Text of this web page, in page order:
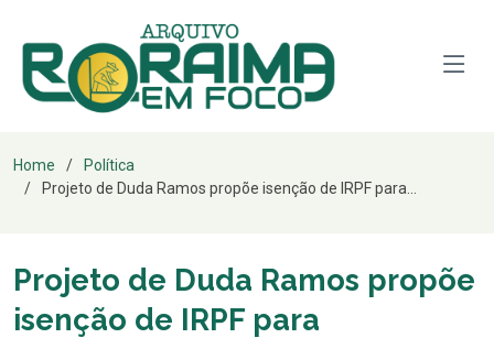
Home
Política
Projeto de Duda Ramos propõe isenção de IRPF para...
Projeto de Duda Ramos propõe
isenção de IRPF para